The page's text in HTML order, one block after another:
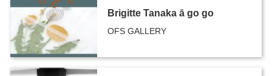
Brigitte Tanaka ā go go
OFS GALLERY